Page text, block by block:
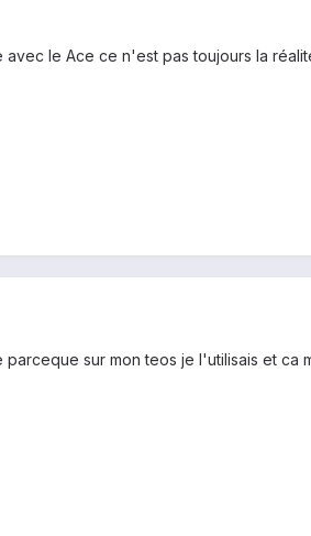
le Ace ce n'est pas toujours la
sur mon teos je l'utilisais et ca